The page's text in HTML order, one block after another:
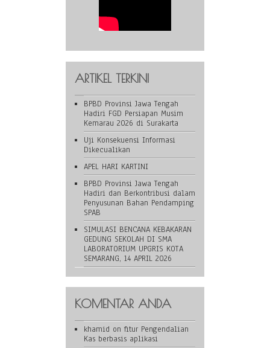
ARTIKEL TERKINI
BPBD Provinsi Jawa Tengah
Hadiri FGD Persiapan Musim
Kemarau 2026 di Surakarta
Uji Konsekuensi Informasi
Dikecualikan
APEL HARI KARTINI
BPBD Provinsi Jawa Tengah
Hadiri dan Berkontribusi dalam
Penyusunan Bahan Pendamping
SPAB
SIMULASI BENCANA KEBAKARAN
GEDUNG SEKOLAH DI SMA
LABORATORIUM UPGRIS KOTA
SEMARANG, 14 APRIL 2026
KOMENTAR ANDA
khamid on fitur Pengendalian
Kas berbasis aplikasi